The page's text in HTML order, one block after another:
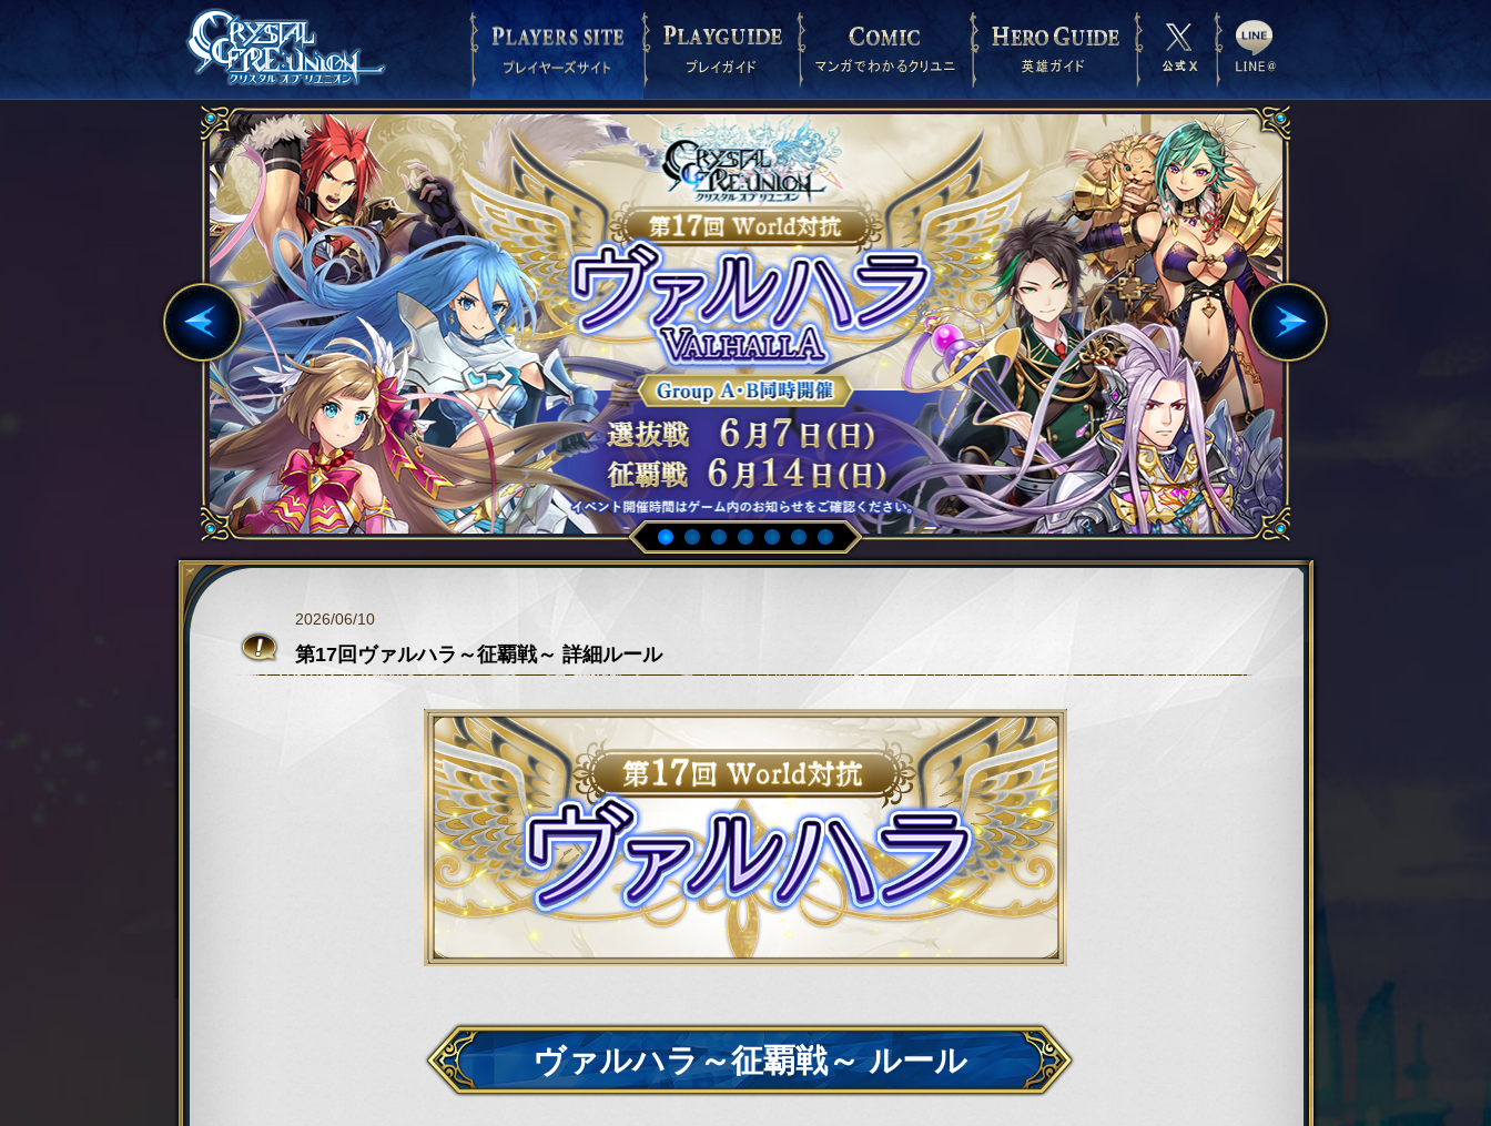
2026/06/10
第17回ヴァルハラ～征覇戦～ 詳細ルール
ヴァルハラ～征覇戦～ ルール